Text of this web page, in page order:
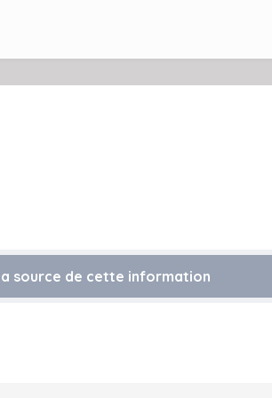
source de cette information